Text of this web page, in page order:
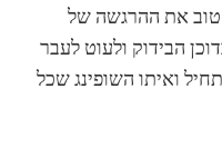
טוב את ההרגשה של
הבידוק ולעוט לעבר
ואיתו השופינג שכל